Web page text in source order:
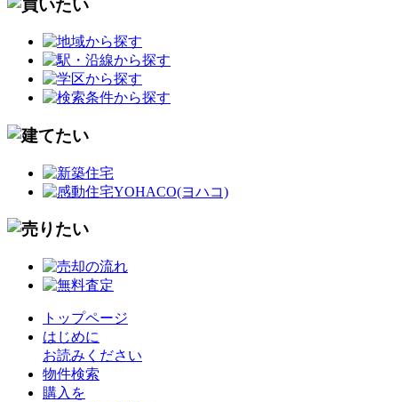
トップページ
はじめに
お読みください
物件検索
購入を